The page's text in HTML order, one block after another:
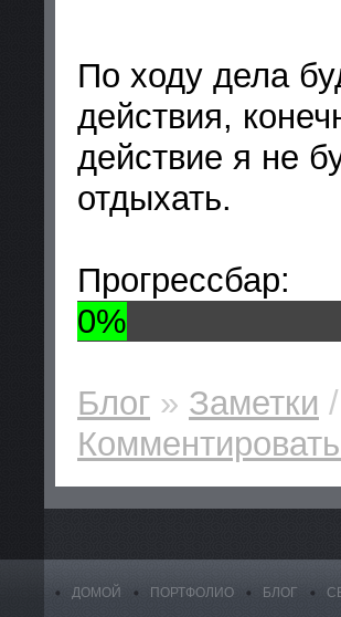
По ходу дела
действия,
действие я не
отдыхать.
Прогрессбар:
0%
Блог » Заметки
ДОМОЙ ПОРТФОЛИО БЛОГ